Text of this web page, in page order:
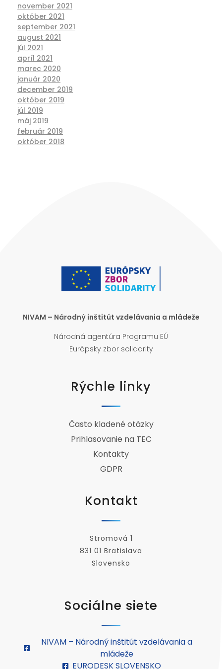
november 2021
október 2021
september 2021
august 2021
júl 2021
apríl 2021
marec 2020
január 2020
december 2019
október 2019
júl 2019
máj 2019
február 2019
október 2018
NIVAM – Národný inštitút vzdelávania a mládeže
Národná agentúra Programu EÚ
Európsky zbor solidarity
Rýchle linky
Často kladené otázky
Prihlasovanie na TEC
Kontakty
GDPR
Kontakt
Stromová 1
831 01 Bratislava
Slovensko
Sociálne siete
NIVAM – Národný inštitút vzdelávania a
mládeže
EURODESK SLOVENSKO